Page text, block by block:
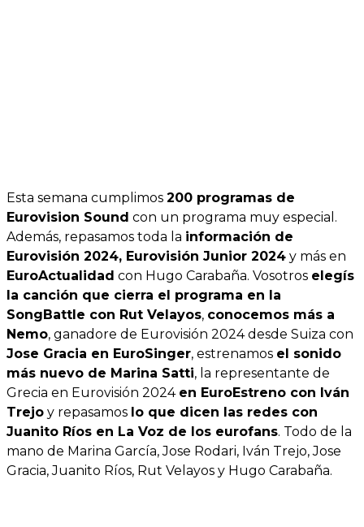
Esta semana cumplimos 200 programas de
Eurovision Sound con un programa muy especial.
Además, repasamos toda la información de
Eurovisión 2024, Eurovisión Junior 2024 y más en
EuroActualidad con Hugo Carabaña. Vosotros elegís
la canción que cierra el programa en la
SongBattle con Rut Velayos, conocemos más a
Nemo, ganadore de Eurovisión 2024 desde Suiza con
Jose Gracia en EuroSinger, estrenamos el sonido
más nuevo de Marina Satti, la representante de
Grecia en Eurovisión 2024 en EuroEstreno con Iván
Trejo y repasamos lo que dicen las redes con
Juanito Ríos en La Voz de los eurofans. Todo de la
mano de Marina García, Jose Rodari, Iván Trejo, Jose
Gracia, Juanito Ríos, Rut Velayos y Hugo Carabaña.